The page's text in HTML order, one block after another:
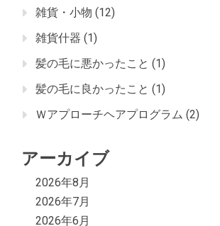
雑貨・小物 (12)
雑貨什器 (1)
髪の毛に悪かったこと (1)
髪の毛に良かったこと (1)
Ｗアプローチヘアプログラム (2)
アーカイブ
2026年8月
2026年7月
2026年6月